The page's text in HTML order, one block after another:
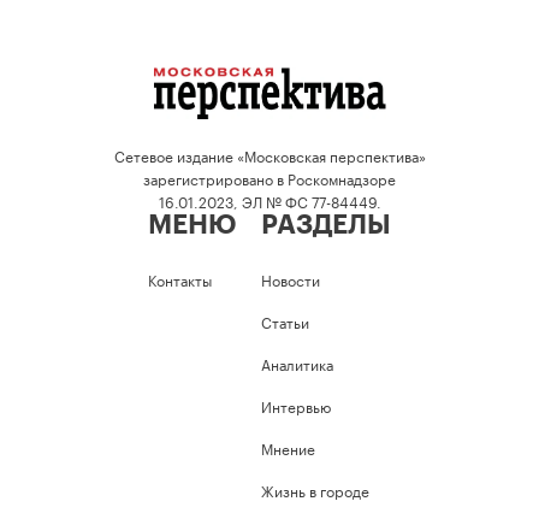
Сетевое издание «Московская перспектива»
зарегистрировано в Роскомнадзоре
16.01.2023, ЭЛ № ФС 77-84449.
МЕНЮ
Контакты
РАЗДЕЛЫ
Новости
Статьи
Аналитика
Интервью
Мнение
Жизнь в городе